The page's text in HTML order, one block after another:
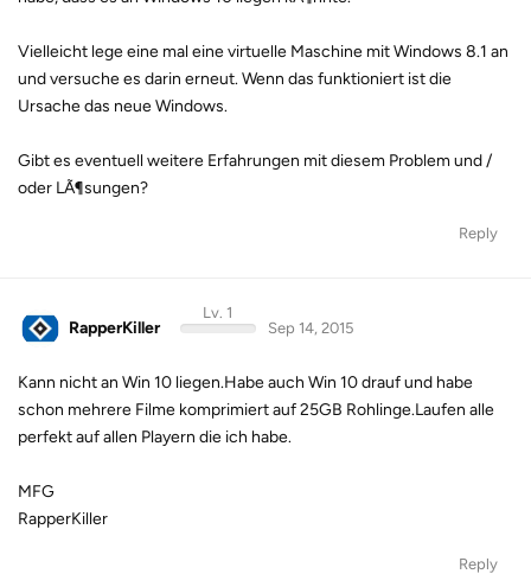
Vielleicht lege eine mal eine virtuelle Maschine mit Windows 8.1 an
und versuche es darin erneut. Wenn das funktioniert ist die
Ursache das neue Windows.
Gibt es eventuell weitere Erfahrungen mit diesem Problem und /
oder LÃ¶sungen?
Reply
RapperKiller
Lv. 1
Sep 14, 2015
Kann nicht an Win 10 liegen.Habe auch Win 10 drauf und habe
schon mehrere Filme komprimiert auf 25GB Rohlinge.Laufen alle
perfekt auf allen Playern die ich habe.
MFG
RapperKiller
Reply